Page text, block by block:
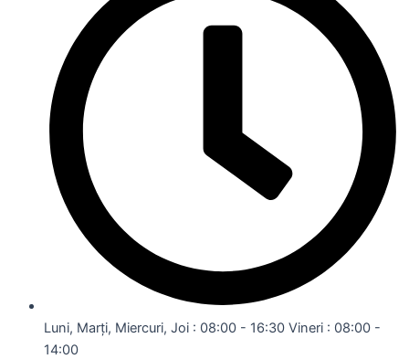
Luni, Marți, Miercuri, Joi : 08:00 - 16:30 Vineri : 08:00 -
14:00